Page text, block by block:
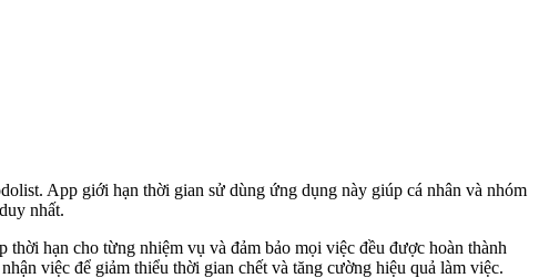
App giới hạn thời gian sử dùng ứng dụng này giúp cá nhân và nhóm
nhất.
hạn cho từng nhiệm vụ và đảm bảo mọi việc đều được hoàn thành
việc để giảm thiểu thời gian chết và tăng cường hiệu quả làm việc.